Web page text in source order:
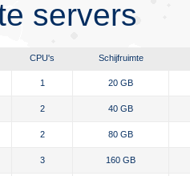
servers
CPU's Schijfruimte
1 20 GB
2 40 GB
2 80 GB
3 160 GB